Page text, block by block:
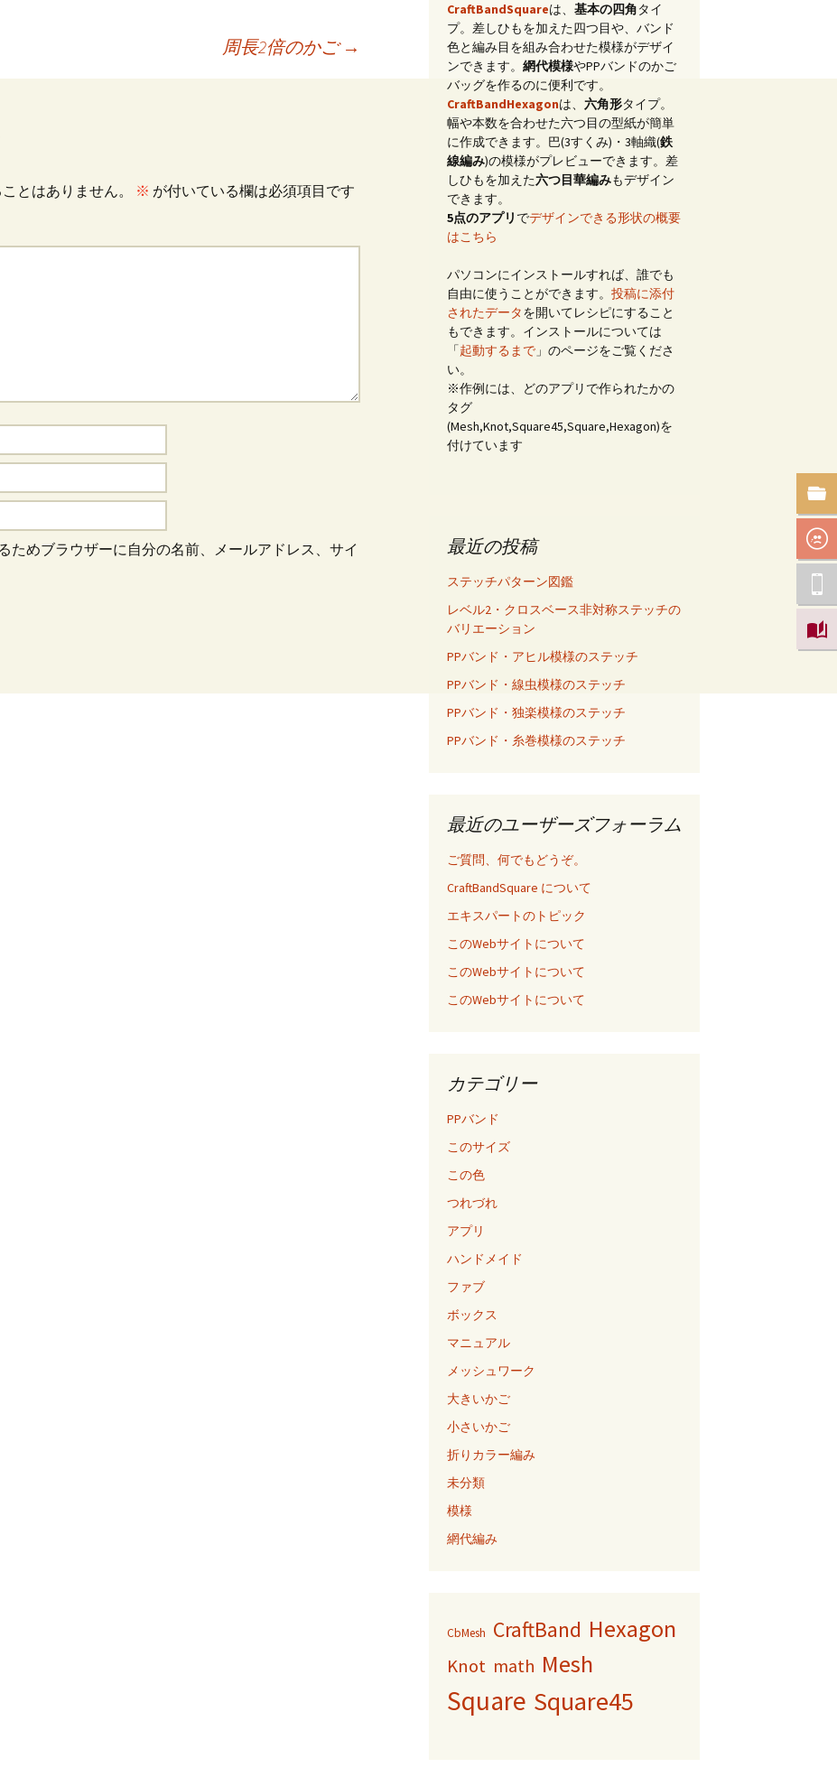
周長2倍のかご →
とはありません。 ※ が付いている欄は必須項目です
ためブラウザーに自分の名前、メールアドレス、サイ
CraftBandSquareは、 基本の四角タイ
プ。差しひもを加えた四つ目や、バンド
色と編み目を組み合わせた模様がデザイ
ンできます。 網代模様やPPバンドのかご
バッグを作るのに便利です。
CraftBandHexagonは、 六角形タイプ。
幅や本数を合わせた六つ目の型紙が簡単
に作成できます。巴(3すくみ)・3軸織(鉄
線編み)の模様がプレビューできます。差
しひもを加えた六つ目華編みもデザイン
できます。
5点のアプリ でデザインできる形状の概要
はこちら
パソコンにインストールすれば、誰でも
自由に使うことができます。 投稿に添付
されたデータを開いてレシピにすること
もできます。インストールについては
「起動するまで 」のページをご覧くださ
い。
※作例には、どのアプリで作られたかの
タグ
(Mesh,Knot,Square45,Square,Hexagon)を
付けています
最近の投稿
ステッチパターン図鑑
レベル2・クロスベース非対称ステッチの
バリエーション
PPバンド・アヒル模様のステッチ
PPバンド・線虫模様のステッチ
PPバンド・独楽模様のステッチ
PPバンド・糸巻模様のステッチ
最近のユーザーズフォーラム
ご質問、何でもどうぞ。
CraftBandSquare について
エキスパートのトピック
このWebサイトについて
このWebサイトについて
このWebサイトについて
カテゴリー
PPバンド
このサイズ
この色
つれづれ
アプリ
ハンドメイド
ファブ
ボックス
マニュアル
メッシュワーク
大きいかご
小さいかご
折りカラー編み
未分類
模様
網代編み
CbMesh CraftBand Hexagon
Knot math Mesh
Square Square45